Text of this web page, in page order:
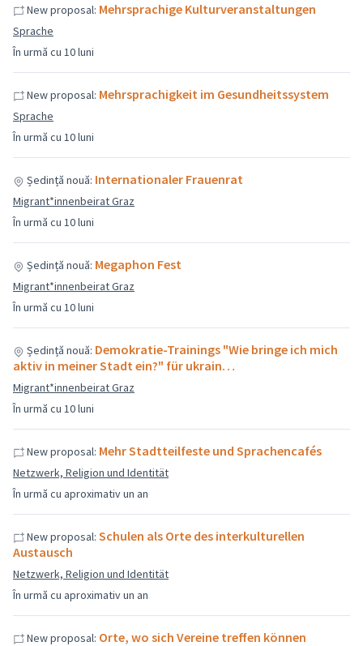
În urmă cu 10 luni
New proposal: Mehrsprachige Kulturveranstaltungen
Sprache
În urmă cu 10 luni
New proposal: Mehrsprachigkeit im Gesundheitssystem
Sprache
În urmă cu 10 luni
Ședință nouă: Internationaler Frauenrat
Migrant*innenbeirat Graz
În urmă cu 10 luni
Ședință nouă: Megaphon Fest
Migrant*innenbeirat Graz
În urmă cu 10 luni
Ședință nouă: Demokratie-Trainings "Wie bringe ich mich
aktiv in meiner Stadt ein?" für ukrain…
Migrant*innenbeirat Graz
În urmă cu aproximativ un an
New proposal: Mehr Stadtteilfeste und Sprachencafés
Netzwerk, Religion und Identität
În urmă cu aproximativ un an
New proposal: Schulen als Orte des interkulturellen
Austausch
Netzwerk, Religion und Identität
New proposal: Orte, wo sich Vereine treffen können